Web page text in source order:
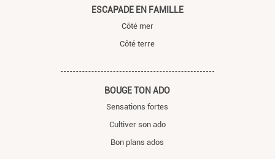
ESCAPADE EN FAMILLE
Côté mer
Côté terre
BOUGE TON ADO
Sensations fortes
Cultiver son ado
Bon plans ados